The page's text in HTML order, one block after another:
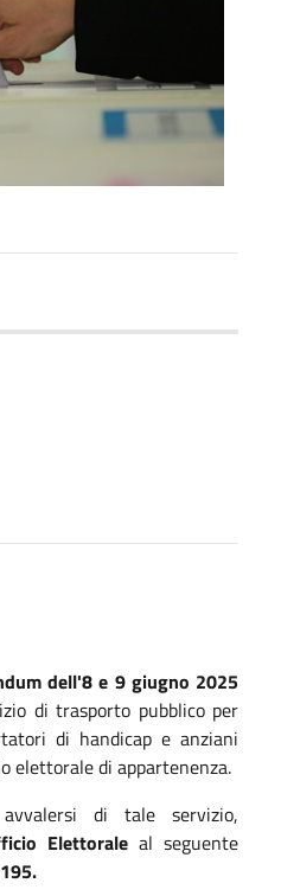
dell'8 e 9 giugno 2025
di trasporto pubblico per
di handicap e anziani
elettorale di appartenenza.
di tale servizio,
Elettorale al seguente